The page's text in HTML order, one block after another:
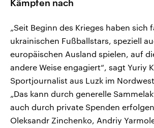
Kämpfen nach
„Seit Beginn des Krieges haben sich
ukrainischen Fußballstars, speziell
europäischen Ausland spielen, auf
andere Weise engagiert“, sagt Yuriy
Sportjournalist aus Luzk im
„Das kann durch generelle
auch durch private Spenden
Oleksandr Zinchenko, Andriy